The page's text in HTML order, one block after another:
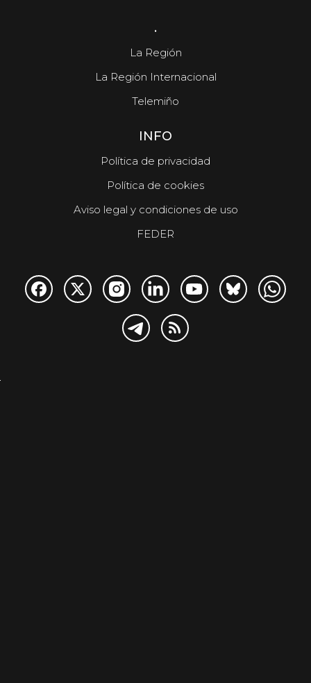
.
La Región
La Región Internacional
Telemiño
INFO
Política de privacidad
Política de cookies
Aviso legal y condiciones de uso
FEDER